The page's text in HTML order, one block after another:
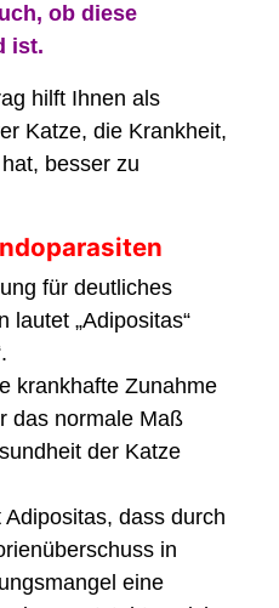
ob diese
ist.
hilft Ihnen als
Katze, die Krankheit,
besser zu
für deutliches
lautet „Adipositas“
krankhafte Zunahme
das normale Maß
der Katze
dass durch
in
eine